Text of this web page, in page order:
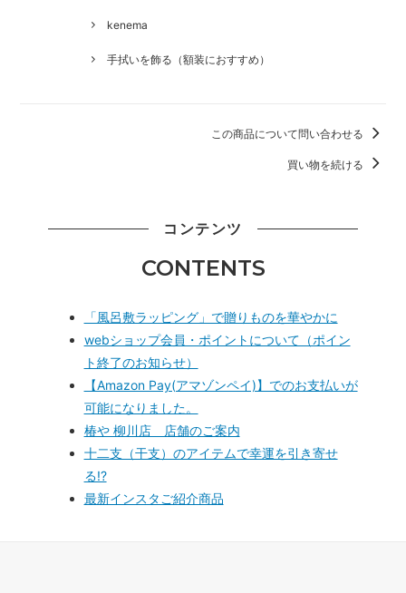
kenema
手拭いを飾る（額装におすすめ）
この商品について問い合わせる
買い物を続ける
コンテンツ
CONTENTS
「風呂敷ラッピング」で贈りものを華やかに
webショップ会員・ポイントについて（ポイン
ト終了のお知らせ）
【Amazon Pay(アマゾンペイ)】でのお支払いが
可能になりました。
椿や 柳川店 店舗のご案内
十二支（干支）のアイテムで幸運を引き寄せ
る!?
最新インスタご紹介商品